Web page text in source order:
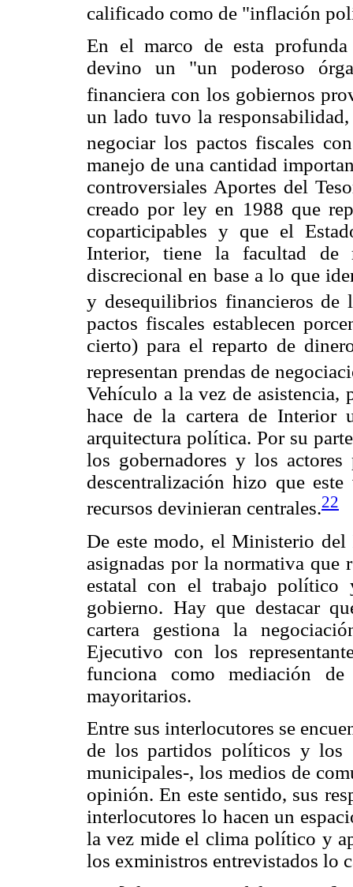
calificado como de "inflación
En el marco de esta
devino un "un poderoso
financiera con los gobiernos
un lado tuvo la
negociar los pactos fiscales
manejo de una cantidad
controversiales Aportes del
creado por ley en 1988 que
coparticipables y que el
Interior, tiene la facultad de
discrecional en base a lo que
y desequilibrios financieros de
pactos fiscales establecen
cierto) para el reparto de
representan prendas de
Vehículo a la vez de asistencia,
hace de la cartera de Interior
arquitectura política. Por su
los gobernadores y los
descentralización hizo que
recursos devinieran centrales.22
De este modo, el Ministerio
asignadas por la normativa
estatal con el trabajo político
gobierno. Hay que destacar
cartera gestiona la
Ejecutivo con los
funciona como mediación
mayoritarios.
Entre sus interlocutores se
de los partidos políticos y los
municipales-, los medios de
opinión. En este sentido, sus
interlocutores lo hacen un
la vez mide el clima político y
los exministros entrevistados lo